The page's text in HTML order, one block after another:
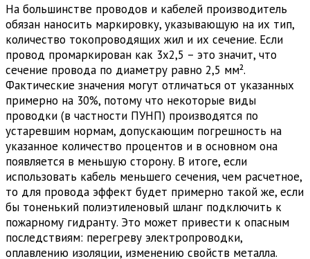
На большинстве проводов и кабелей производитель
обязан наносить маркировку, указывающую на их тип,
количество токопроводящих жил и их сечение. Если
провод промаркирован как 3х2,5 – это значит, что
сечение провода по диаметру равно 2,5 мм².
Фактические значения могут отличаться от указанных
примерно на 30%, потому что некоторые виды
проводки (в частности ПУНП) производятся по
устаревшим нормам, допускающим погрешность на
указанное количество процентов и в основном она
появляется в меньшую сторону. В итоге, если
использовать кабель меньшего сечения, чем расчетное,
то для провода эффект будет примерно такой же, если
бы тоненький полиэтиленовый шланг подключить к
пожарному гидранту. Это может привести к опасным
последствиям: перегреву электропроводки,
оплавлению изоляции, изменению свойств металла.